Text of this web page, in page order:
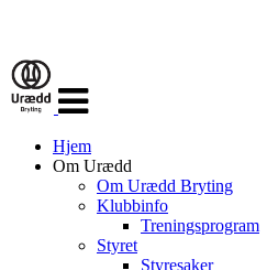
navigasjon
Hjem
Om Urædd
Om Urædd Bryting
Klubbinfo
Treningsprogram
Styret
Styresaker